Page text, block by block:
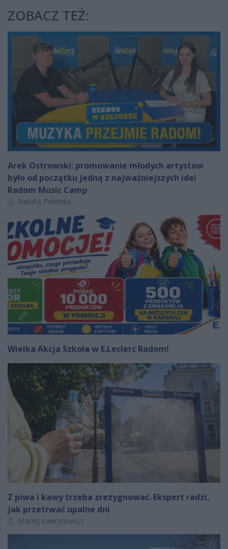
ZOBACZ TEŻ:
Arek Ostrowski: promowanie młodych artystów
było od początku jedną z najważniejszych idei
Radom Music Camp
Autor artykułu:
Natalia Pętelska
Wielka Akcja Szkoła w E.Leclerc Radom!
Z piwa i kawy trzeba zrezygnować. Ekspert radzi,
jak przetrwać upalne dni
Autor artykułu:
Maciej Ławrynowicz